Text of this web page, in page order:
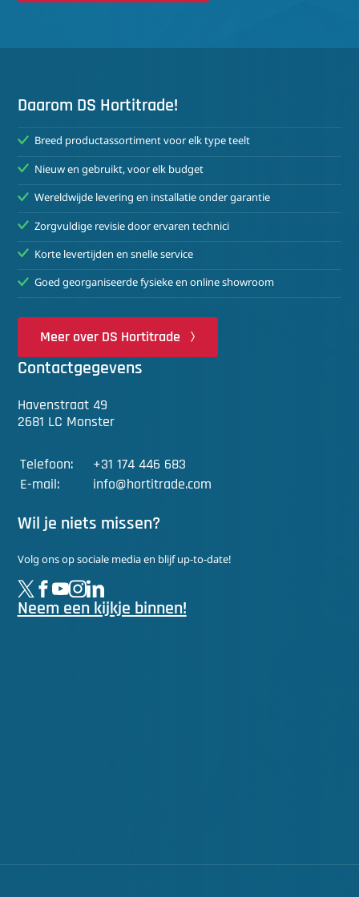
Daarom DS Hortitrade!
Breed productassortiment voor elk type teelt
Nieuw en gebruikt, voor elk budget
Wereldwijde levering en installatie onder garantie
Zorgvuldige revisie door ervaren technici
Korte levertijden en snelle service
Goed georganiseerde fysieke en online showroom
Meer over DS Hortitrade
Contactgegevens
Havenstraat 49
2681 LC Monster
Telefoon:
+31 174 446 683
E-mail:
info@hortitrade.com
Wil je niets missen?
Volg ons op sociale media en blijf up-to-date!
Neem een kijkje binnen!